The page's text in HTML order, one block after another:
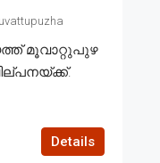
മൂവാറ്റുപുഴ
Details